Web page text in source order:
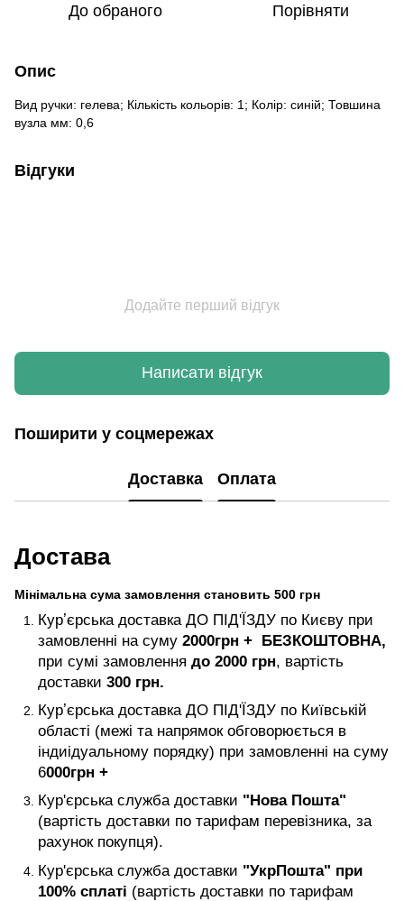
До обраного Порівняти
Опис
Вид ручки: гелева; Кількість кольорів: 1; Колір: синій; Товшина
вузла мм: 0,6
Відгуки
Додайте перший відгук
Написати відгук
Поширити у соцмережах
Доставка Оплата
Достава
Мінімальна сума замовлення становить 500 грн
Курʼєрська доставка ДО ПІД'ЇЗДУ по Києву при
замовленні на суму 2000грн + БЕЗКОШТОВНА,
при сумі замовлення до 2000 грн, вартість
доставки 300 грн.
Курʼєрська доставка ДО ПІД'ЇЗДУ по Київській
області (межі та напрямок обговорюється в
індиідуальному порядку) при замовленні на суму
6000грн +
Кур'єрська служба доставки "Нова Пошта"
(вартість доставки по тарифам перевізника, за
рахунок покупця).
Кур'єрська служба доставки "УкрПошта" при
100% сплаті (вартість доставки по тарифам